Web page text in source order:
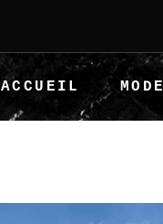
ACCUEIL MODE